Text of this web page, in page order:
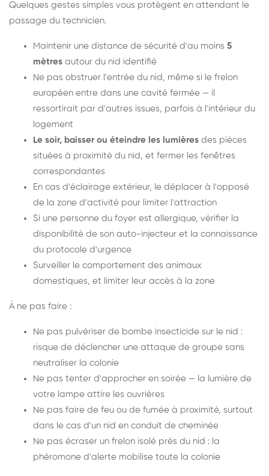
Quelques gestes simples vous protègent en attendant le
passage du technicien.
Maintenir une distance de sécurité d'au moins 5
mètres autour du nid identifié
Ne pas obstruer l'entrée du nid, même si le frelon
européen entre dans une cavité fermée — il
ressortirait par d'autres issues, parfois à l'intérieur du
logement
Le soir, baisser ou éteindre les lumières des pièces
situées à proximité du nid, et fermer les fenêtres
correspondantes
En cas d'éclairage extérieur, le déplacer à l'opposé
de la zone d'activité pour limiter l'attraction
Si une personne du foyer est allergique, vérifier la
disponibilité de son auto-injecteur et la connaissance
du protocole d'urgence
Surveiller le comportement des animaux
domestiques, et limiter leur accès à la zone
À ne pas faire :
Ne pas pulvériser de bombe insecticide sur le nid :
risque de déclencher une attaque de groupe sans
neutraliser la colonie
Ne pas tenter d'approcher en soirée — la lumière de
votre lampe attire les ouvrières
Ne pas faire de feu ou de fumée à proximité, surtout
dans le cas d'un nid en conduit de cheminée
Ne pas écraser un frelon isolé près du nid : la
phéromone d'alerte mobilise toute la colonie